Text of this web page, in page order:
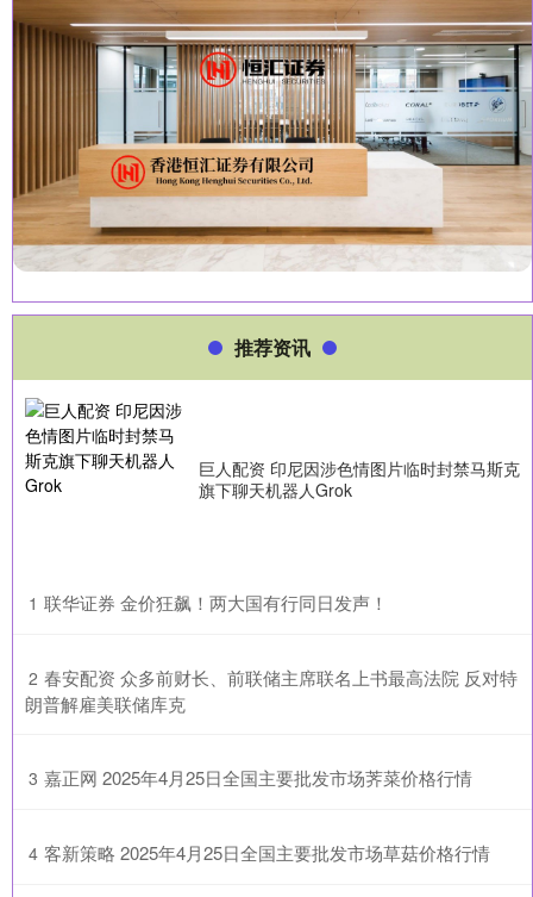
推荐资讯
巨人配资 印尼因涉色情图片临时封禁马斯克
旗下聊天机器人Grok
1 ​联华证券 金价狂飙！两大国有行同日发声！
2 ​春安配资 众多前财长、前联储主席联名上书最高法院 反对特
朗普解雇美联储库克
3 ​嘉正网 2025年4月25日全国主要批发市场荠菜价格行情
4 ​客新策略 2025年4月25日全国主要批发市场草菇价格行情